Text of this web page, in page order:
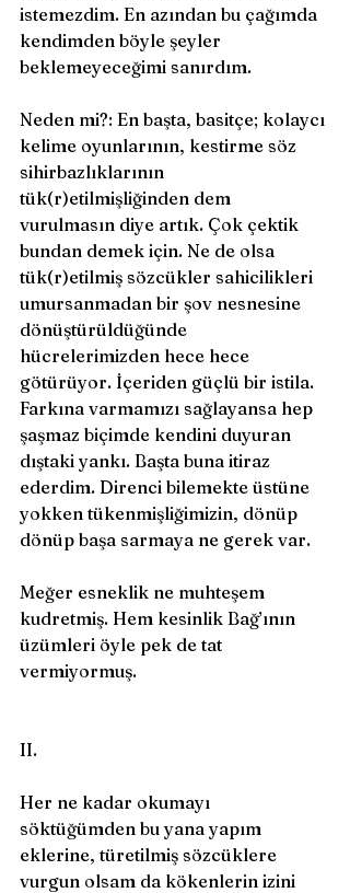
istemezdim. En azından bu çağımda
kendimden böyle şeyler
beklemeyeceğimi sanırdım.
Neden mi?: En başta, basitçe; kolaycı
kelime oyunlarının, kestirme söz
sihirbazlıklarının
tük(r)etilmişliğinden dem
vurulmasın diye artık. Çok çektik
bundan demek için. Ne de olsa
tük(r)etilmiş sözcükler sahicilikleri
umursanmadan bir şov nesnesine
dönüştürüldüğünde
hücrelerimizden hece hece
götürüyor. İçeriden güçlü bir istila.
Farkına varmamızı sağlayansa hep
şaşmaz biçimde kendini duyuran
dıştaki yankı. Başta buna itiraz
ederdim. Direnci bilemekte üstüne
yokken tükenmişliğimizin, dönüp
dönüp başa sarmaya ne gerek var.
Meğer esneklik ne muhteşem
kudretmiş. Hem kesinlik Bağ’ının
üzümleri öyle pek de tat
vermiyormuş.
II.
Her ne kadar okumayı
söktüğümden bu yana yapım
eklerine, türetilmiş sözcüklere
vurgun olsam da kökenlerin izini